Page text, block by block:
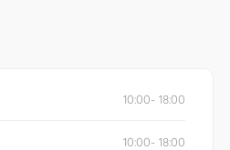
10:00- 18:00
10:00- 18:00